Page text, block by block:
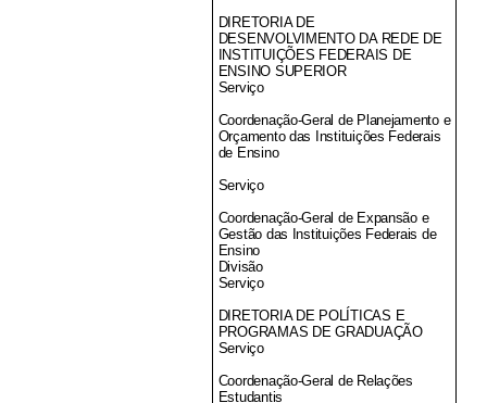
DIRETORIA DE
DESENVOLVIMENTO DA REDE DE
INSTITUIÇÕES FEDERAIS DE
ENSINO SUPERIOR
Serviço
Coordenação-Geral de Planejamento e
Orçamento das Instituições Federais
de Ensino
Serviço
Coordenação-Geral de Expansão e
Gestão das Instituições Federais de
Ensino
Divisão
Serviço
DIRETORIA DE POLÍTICAS E
PROGRAMAS DE GRADUAÇÃO
Serviço
Coordenação-Geral de Relações
Estudantis